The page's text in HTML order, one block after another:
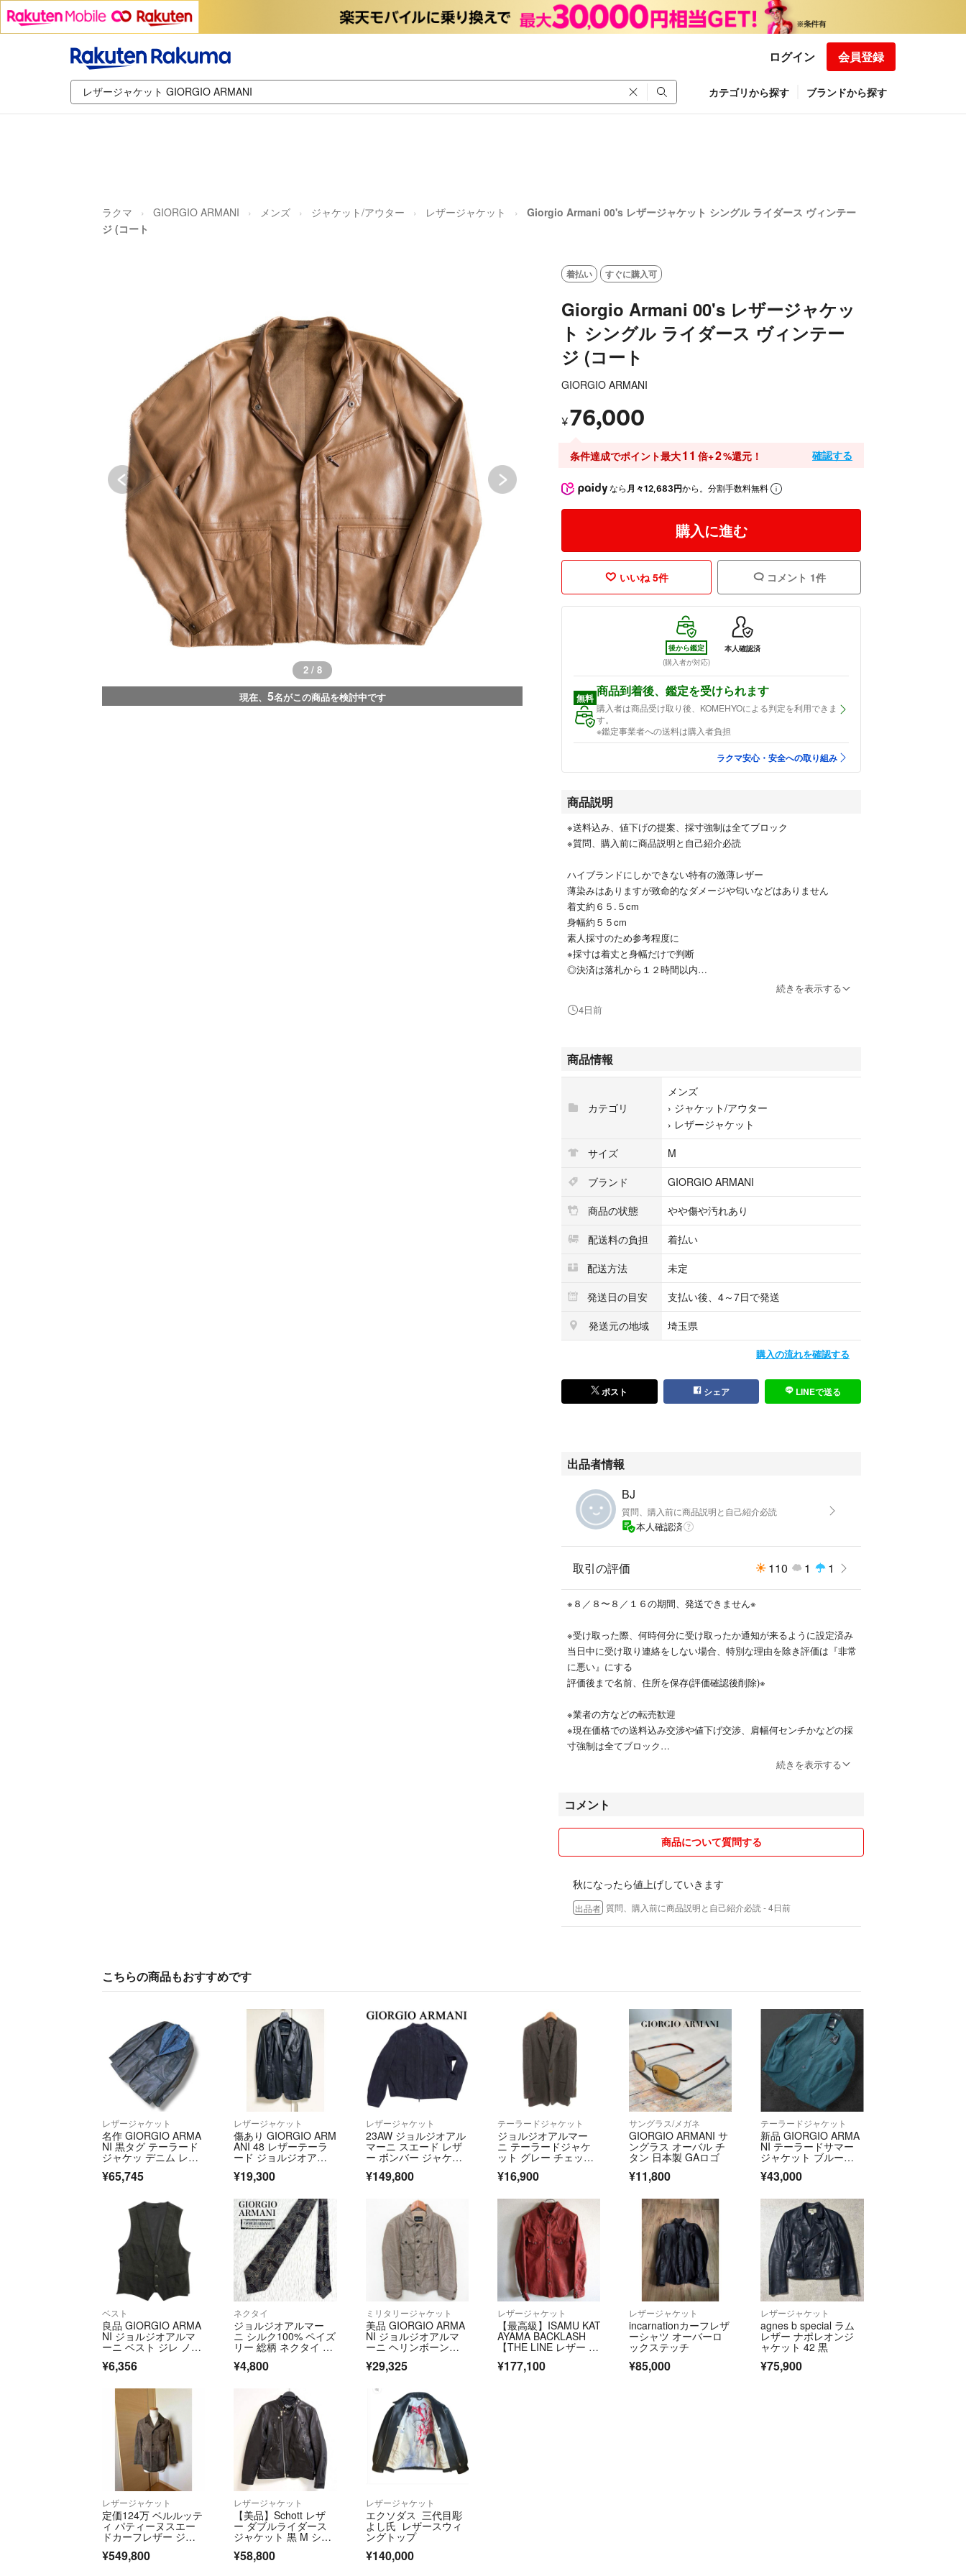
ログイン 会員登録
カテゴリから探す ブランドから探す
ラクマ GIORGIO ARMANI メンズ ジャケット/アウター レザージャケット
Giorgio Armani 00's レザージャケット シングル ライダース ヴィンテー
ジ (コート
2 / 8
現在、 5名がこの商品を検討中です
着払い すぐに購入可
Giorgio Armani 00's レザージャケッ
ト シングル ライダース ヴィンテー
ジ (コート
GIORGIO ARMANI
¥76,000
条件達成でポイント最大11 倍+2%還元！ 確認する
なら 月々12,683円から。分割手数料無料
購入に進む
いいね 5件 コメント 1件
後から鑑定
(購入者が対応)
本人確認済
無料 商品到着後、鑑定を受けられます
購入者は商品受け取り後、KOMEHYOによる判定を利用できま
す。
※鑑定事業者への送料は購入者負担
ラクマ安心・安全への取り組み
商品説明
※送料込み、値下げの提案、採寸強制は全てブロック
※質問、購入前に商品説明と自己紹介必読
ハイブランドにしかできない特有の激薄レザー
薄染みはありますが致命的なダメージや匂いなどはありません
着丈約６５.５cm
身幅約５５cm
素人採寸のため参考程度に
※採寸は着丈と身幅だけで判断
◎決済は落札から１２時間以内
ィーク tシャツ アート ジャケット バッグ リュック ミリタリー ベス
30s 40s 50s 60s 70s 80s 19世紀 1900s 1910s 1920s 1930s 1940s w
wII 第二次世界大戦
warehouse orgueil rrl auberge anatomica Louis Vuitton gucci c.p.comp
any stone island old joe
空軍 海軍 us army navy airforce royal イギリス軍 ベルギー軍 ナチス
ドイツ軍 フランス軍 イタリア軍 アメリカ軍 オランダ軍
ventile pw
m35 m38 m41 m43 p44 m44 m47 m48 m51 m52
ファイヤーマン ブラック シャンブレー フレンチ コルビジェ アトリ
エコート グランパシャツ 一枚袖 ユーロ モールスキン インディゴリ
ネン モーターサイクル ブラッシュストロークカモ スプリンターカ
モ ブルメンターンカモ モッズ マキニョン ファーマーズ 菅田将暉 ジ
ョニーデップ 木村拓哉
maison martin margiela comme des garcons tricot plus yohji yamamot
o pour homme issey miyake デカオム Y's for men hermes ralph laure
n BURBERRYS Belle Jardiniere ARNYS belstaff Barbour cc41 seraphi
n イカコート wind coat plantation raf simons
続きを表示する
4日前
商品情報
カテゴリ
メンズ
› ジャケット/アウター
› レザージャケット
サイズ
M
ブランド
GIORGIO ARMANI
商品の状態
やや傷や汚れあり
配送料の負担
着払い
配送方法
未定
発送日の目安
支払い後、4～7日で発送
発送元の地域
埼玉県
購入の流れを確認する
ポスト シェア LINEで送る
出品者情報
BJ
質問、購入前に商品説明と自己紹介必読
本人確認済
取引の評価 110 1 1
※８／８〜８／１６の期間、発送できません※
※受け取った際、何時何分に受け取ったか通知が来るように設定済み
当日中に受け取り連絡をしない場合、特別な理由を除き評価は『非常
に悪い』にする
評価後まで名前、住所を保存(評価確認後削除)※
※業者の方などの転売歓迎
※現在価格での送料込み交渉や値下げ交渉、肩幅何センチかなどの採
寸強制は全てブロック
送料込み価格にしたい方は質問欄から変更申込み
２０年ほど収集していたコレクションを出品しています。
気に入っていた物は大幅、または徐々に値上げするので早い者勝ち。
また、シーズン需要に合わせ値段を上下
続きを表示する
コメント
商品について質問する
秋になったら値上げしていきます
出品者 質問、購入前に商品説明と自己紹介必読 - 4日前
こちらの商品もおすすめです
レザージャケット
名作 GIORGIO ARMA
NI 黒タグ テーラード
ジャケッ デニム レザ
ー
¥65,745
レザージャケット
傷あり GIORGIO ARM
ANI 48 レザーテーラ
ード ジョルジオアル
マーニ 黒 ブラック ク
ラシコ ジャケット
¥19,300
レザージャケット
23AW ジョルジオアル
マーニ スエード レザ
ー ボンバー ジャケッ
ト 50
¥149,800
テーラードジャケット
ジョルジオアルマー
ニ テーラードジャケ
ット グレー チェック
柄 シングルブレスト
¥16,900
サングラス/メガネ
GIORGIO ARMANI サ
ングラス オーバル チ
タン 日本製 GAロゴ
¥11,800
テーラードジャケット
新品 GIORGIO ARMA
NI テーラードサマー
ジャケット ブルーグ
リーン
¥43,000
ベスト
良品 GIORGIO ARMA
NI ジョルジオアルマ
ーニ ベスト ジレ ノー
4 グレー 黒 ブラッ
SED
¥6,356
ネクタイ
ジョルジオアルマー
ニ シルク100% ペイズ
リー 総柄 ネクタイ イ
¥4,800
ミリタリージャケット
美品 GIORGIO ARMA
NI ジョルジオアルマ
ーニ ヘリンボーン
ケット ミリタリージ
ージュ メンズ 古着 中
古 USED
¥29,325
レザージャケット
【最高級】ISAMU KAT
AYAMA BACKLASH
【THE LINE レザー シ
ムカタヤマ バックラ
¥177,100
レザージャケット
incarnationカーフレザ
ーシャツ オーバーロ
ックステッチ
¥85,000
レザージャケット
agnes b special ラム
レザー ナポレオンジ
ャケット 42 黒
¥75,900
レザージャケット
定価124万 ベルルッテ
ィ パティーヌスエー
ドカーフレザー ジャ
¥549,800
レザージャケット
【美品】Schott レザ
ー ダブルライダース
ジャケット 黒 M ショ
ザー 羊革 メンズ レザ
¥58,800
レザージャケット
エクソダス 三代目彫
よし氏 レザースウィ
ングトップ
¥140,000